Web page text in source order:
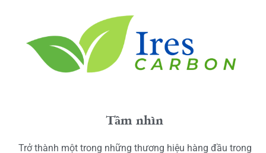
Tầm nhìn
Trở thành một trong những thương hiệu hàng đầu trong